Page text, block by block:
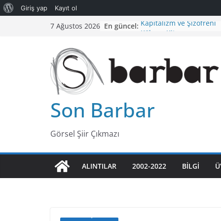
7 Ağustos 2026 En güncel: Kapitalizm ve Şizofreni
İLLÜZYON
Sanat ve Çalışma
Son Barbar
Görsel Şiir Çıkmazı
ALINTILAR 2002-2022 BILGI
Giriş yap Kayıt ol